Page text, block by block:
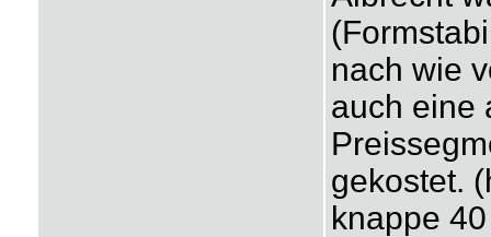
nach wie
auch eine
gekostet.
knappe